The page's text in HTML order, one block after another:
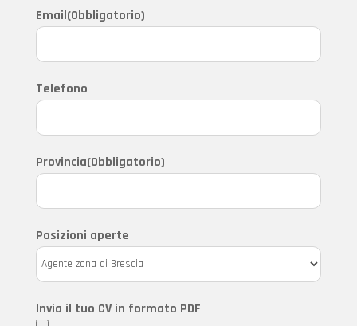
Email(Obbligatorio)
Telefono
Provincia(Obbligatorio)
Posizioni aperte
Invia il tuo CV in formato PDF